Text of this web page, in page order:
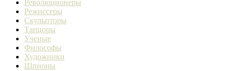
Революционеры
Режиссеры
Скульпторы
Танцоры
Ученые
Философы
Художники
Шпионы